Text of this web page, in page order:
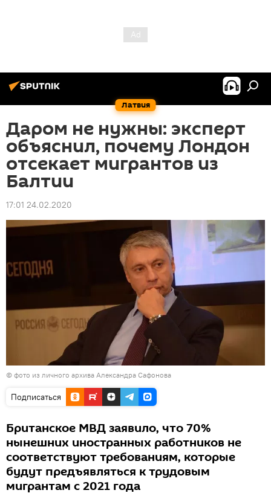
Латвия
Даром не нужны: эксперт
объяснил, почему Лондон
отсекает мигрантов из
Балтии
17:01 24.02.2020
© фото из личного архива Александра Сафонова
Подписаться
Британское МВД заявило, что 70%
нынешних иностранных работников не
соответствуют требованиям, которые
будут предъявляться к трудовым
мигрантам с 2021 года